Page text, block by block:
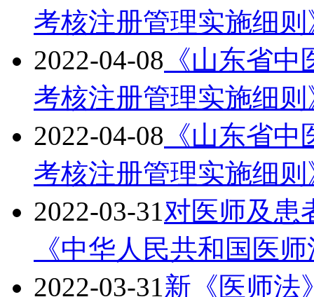
考核注册管理实施细
2022-04-08 《山东省
考核注册管理实施细
2022-04-08 《山东省
考核注册管理实施细
2022-03-31对医师及患
《中华人民共和国医
2022-03-31新《医师法